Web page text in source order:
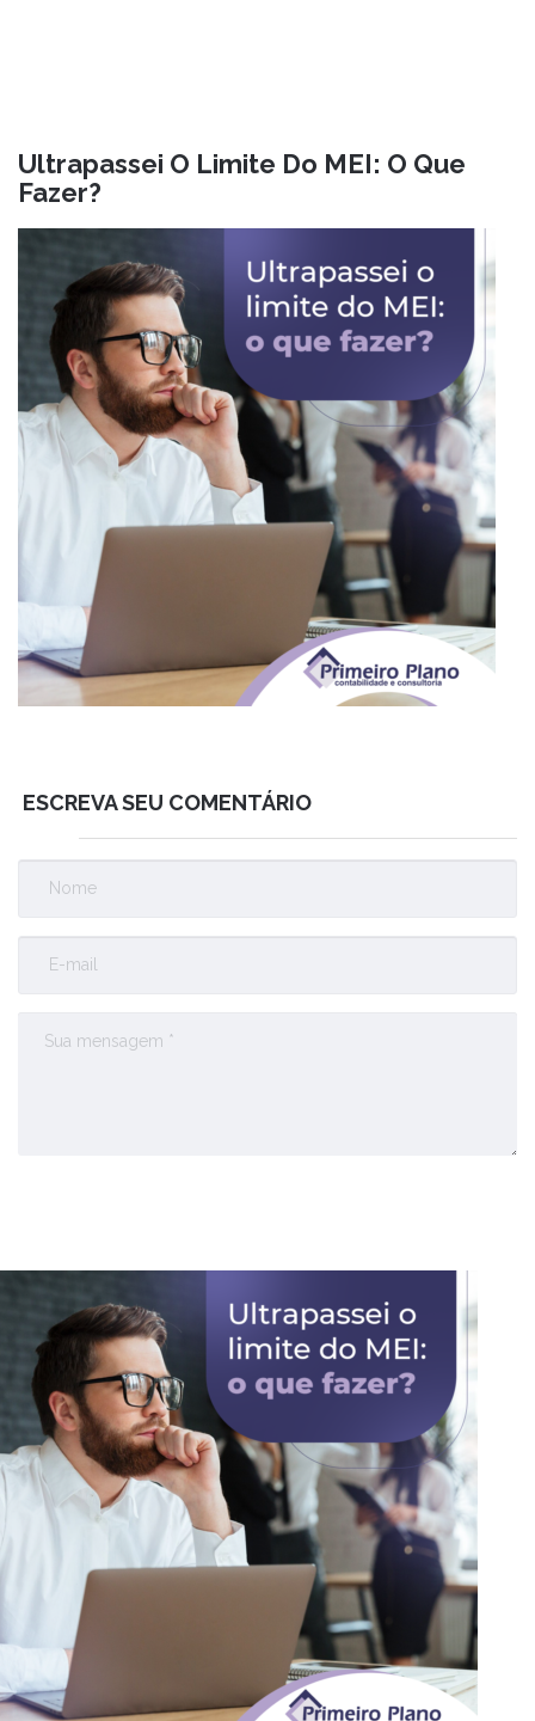
Ultrapassei O Limite Do MEI: O Que
Fazer?
ESCREVA SEU COMENTÁRIO